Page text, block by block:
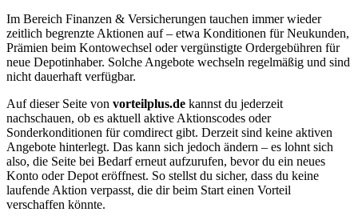
Im Bereich Finanzen & Versicherungen tauchen immer wieder
zeitlich begrenzte Aktionen auf – etwa Konditionen für Neukunden,
Prämien beim Kontowechsel oder vergünstigte Ordergebühren für
neue Depotinhaber. Solche Angebote wechseln regelmäßig und sind
nicht dauerhaft verfügbar.
Auf dieser Seite von vorteilplus.de kannst du jederzeit
nachschauen, ob es aktuell aktive Aktionscodes oder
Sonderkonditionen für comdirect gibt. Derzeit sind keine aktiven
Angebote hinterlegt. Das kann sich jedoch ändern – es lohnt sich
also, die Seite bei Bedarf erneut aufzurufen, bevor du ein neues
Konto oder Depot eröffnest. So stellst du sicher, dass du keine
laufende Aktion verpasst, die dir beim Start einen Vorteil
verschaffen könnte.